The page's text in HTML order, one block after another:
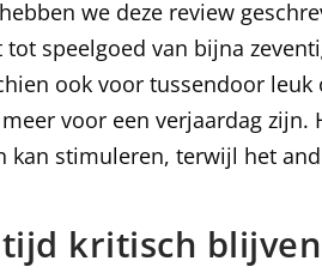
we deze review
tot speelgoed van bijna
ook voor tussendoor
voor een verjaardag
kan stimuleren, terwijl het
kritisch